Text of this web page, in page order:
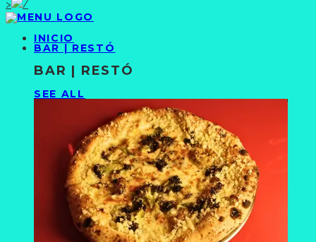
>
INICIO
BAR | RESTÓ
BAR | RESTÓ
SEE ALL